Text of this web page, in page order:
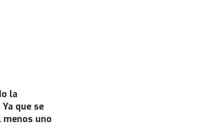
la
que se
uno